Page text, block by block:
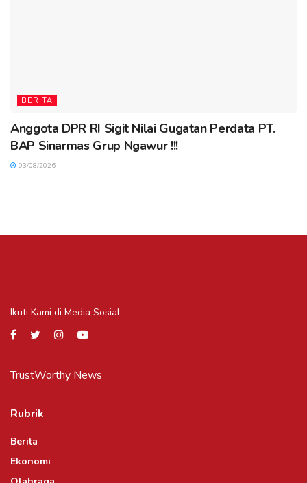
BERITA
Anggota DPR RI Sigit Nilai Gugatan Perdata PT.
BAP Sinarmas Grup Ngawur !!!
03/08/2026
Ikuti Kami di Media Sosial
TrustWorthy News
Rubrik
Berita
Ekonomi